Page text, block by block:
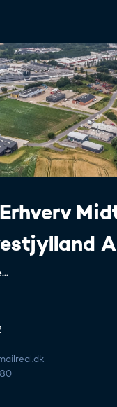
Erhverv